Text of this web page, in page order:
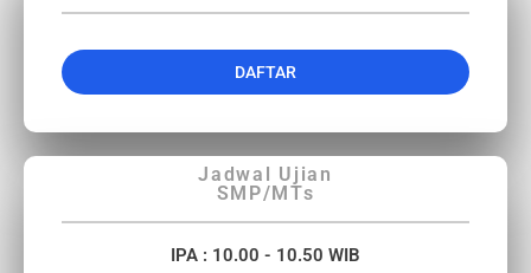
DAFTAR
Jadwal Ujian
SMP/MTs
IPA : 10.00 - 10.50 WIB